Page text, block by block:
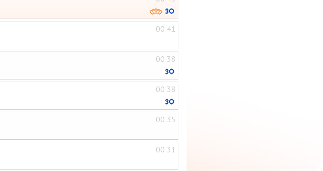
00:41
00:38
00:38
00:35
00:31